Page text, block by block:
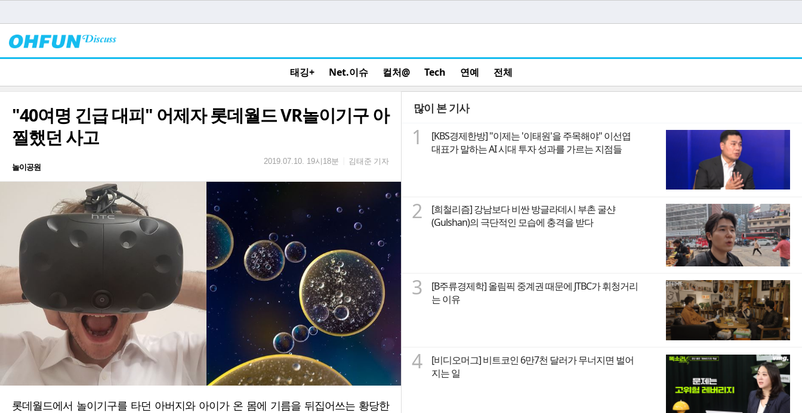
태깅+ Net.이슈 컬처@ Tech 연예 전체
"40여명 긴급 대피" 어제자 롯데월드 VR놀이기구 아
찔했던 사고
놀이공원
2019.07.10. 19시18분 김태준 기자
롯데월드에서 놀이기구를 타던 아버지와 아이가 온 몸에 기름을 뒤집어쓰는 황당한
많이 본 기사
1
[KBS경제한방] "이제는 '이태원'을 주목해야" 이선엽
대표가 말하는 AI 시대 투자 성과를 가르는 지점들
2
[희철리즘] 강남보다 비싼 방글라데시 부촌 굴샨
(Gulshan)의 극단적인 모습에 충격을 받다
3
[B주류경제학] 올림픽 중계권 때문에 JTBC가 휘청거리
는 이유
4
[비디오머그] 비트코인 6만7천 달러가 무너지면 벌어
지는 일